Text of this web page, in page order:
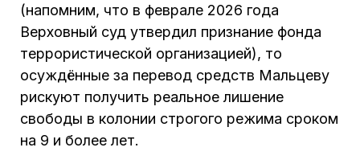
(напомним, что в феврале 2026 года
Верховный суд утвердил признание фонда
террористической организацией), то
осуждённые за перевод средств Мальцеву
рискуют получить реальное лишение
свободы в колонии строгого режима сроком
на 9 и более лет.